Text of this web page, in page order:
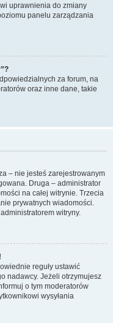
uprawnienia do zmiany
panelu zarządzania
za forum, na
oraz inne dane, takie
– nie jesteś zarejestrowanym
Druga – administrator
na całej witrynie. Trzecia
prywatnych wiadomości.
witryny.
reguły ustawić
nadawcy. Jeżeli otrzymujesz
o tym moderatorów
wysyłania